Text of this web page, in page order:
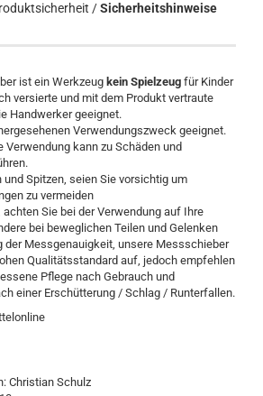
/Sicherheitshinweise
ist ein Werkzeug kein Spielzeug für Kinder
versierte und mit dem Produkt vertraute
Handwerker geeignet.
Verwendungszweck geeignet.
Verwendung kann zu Schäden und
und Spitzen, seien Sie vorsichtig um
zu vermeiden
Sie bei der Verwendung auf Ihre
bei beweglichen Teilen und Gelenken
der Messgenauigkeit, unsere Messschieber
Qualitätsstandard auf, jedoch empfehlen
Pflege nach Gebrauch und
einer Erschütterung / Schlag / Runterfallen.
Christian Schulz